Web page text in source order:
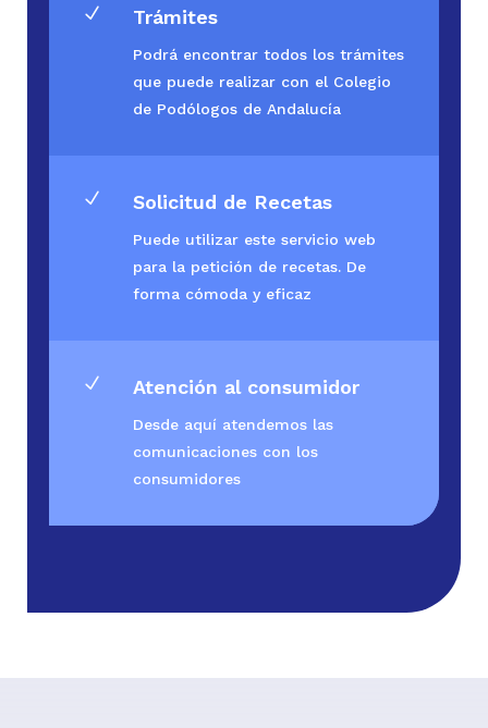
N Trámites
Podrá encontrar todos los trámites
que puede realizar con el Colegio
de Podólogos de Andalucía
N Solicitud de Recetas
Puede utilizar este servicio web
para la petición de recetas. De
forma cómoda y eficaz
N Atención al consumidor
Desde aquí atendemos las
comunicaciones con los
consumidores